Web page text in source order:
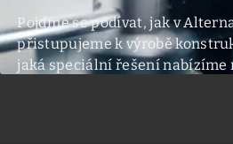
Pojďme se podívat, jak v
přistupujeme k výrobě
jaká speciální řešení